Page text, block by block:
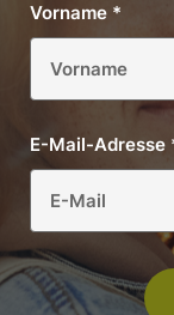
Vorname *
E-Mail-Adresse